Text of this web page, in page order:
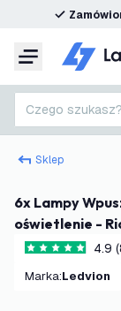
Menu
Czego szukasz?
Sklep
6x Lampy Wpuszczane w Sufit - inteligentne
oświetlenie -
4.9 Gwiazdki4.9
Marka: Ledvion